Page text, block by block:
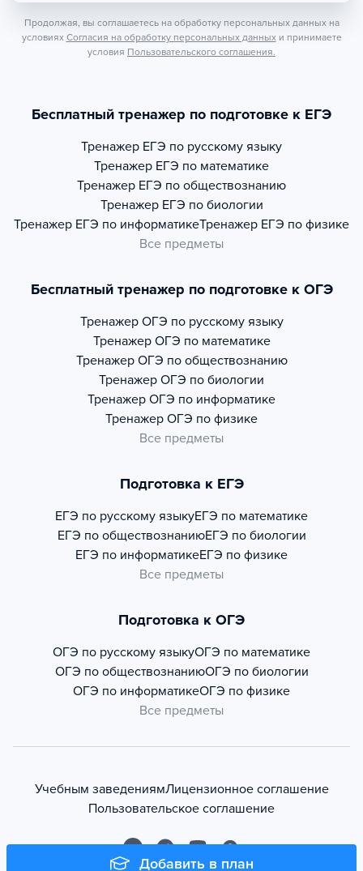
Добавить в план
Продолжая, вы соглашаетесь на обработку персональных данных на
условиях Согласия на обработку персональных данных и принимаете
условия Пользовательского соглашения.
Бесплатный тренажер по подготовке к ЕГЭ
Тренажер ЕГЭ по русскому языку
Тренажер ЕГЭ по математике
Тренажер ЕГЭ по обществознанию
Тренажер ЕГЭ по биологии
Тренажер ЕГЭ по информатикеТренажер ЕГЭ по физике
Все предметы
Бесплатный тренажер по подготовке к ОГЭ
Тренажер ОГЭ по русскому языку
Тренажер ОГЭ по математике
Тренажер ОГЭ по обществознанию
Тренажер ОГЭ по биологии
Тренажер ОГЭ по информатике
Тренажер ОГЭ по физике
Все предметы
Подготовка к ЕГЭ
ЕГЭ по русскому языкуЕГЭ по математике
ЕГЭ по обществознаниюЕГЭ по биологии
ЕГЭ по информатикеЕГЭ по физике
Все предметы
Подготовка к ОГЭ
ОГЭ по русскому языкуОГЭ по математике
ОГЭ по обществознаниюОГЭ по биологии
ОГЭ по информатикеОГЭ по физике
Все предметы
Учебным заведениямЛицензионное соглашение
Пользовательское соглашение